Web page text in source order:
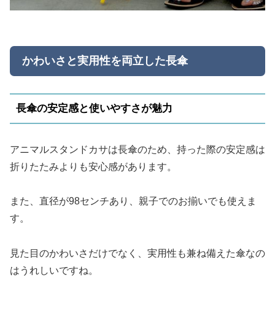
かわいさと実用性を両立した長傘
長傘の安定感と使いやすさが魅力
アニマルスタンドカサは長傘のため、持った際の安定感は
折りたたみよりも安心感があります。
また、直径が98センチあり、親子でのお揃いでも使えま
す。
見た目のかわいさだけでなく、実用性も兼ね備えた傘なの
はうれしいですね。